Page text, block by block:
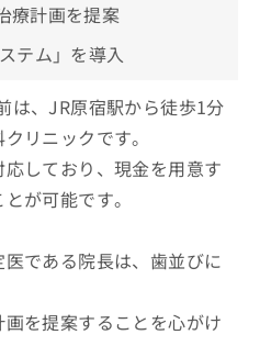
療計画を提案
テム」を導入
は、JR原宿駅から徒歩1分
リニックです。
しており、現金を用意す
が可能です。
である院長は、歯並びに
を提案することを心がけ